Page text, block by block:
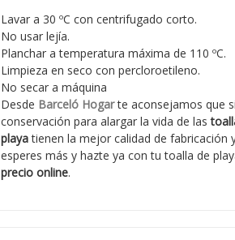
Lavar a 30 ºC con centrifugado corto.
No usar lejía.
Planchar a temperatura máxima de 110 ºC.
Limpieza en seco con percloroetileno.
No secar a máquina
Desde Barceló Hogar te aconsejamos que
conservación para alargar la vida de las
playatienen la mejor calidad de fabricación
esperes más y hazte ya con tu toalla de
precio online.